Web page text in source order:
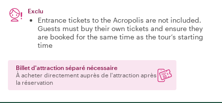
Exclu
Entrance tickets to the Acropolis are not included.
Guests must buy their own tickets and ensure they
are booked for the same time as the tour’s starting
time
Billet d'attraction séparé nécessaire
À acheter directement auprès de l'attraction après
la réservation